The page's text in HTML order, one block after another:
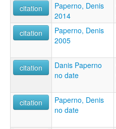
citation
Paperno, Denis
2014
citation
Paperno, Denis
2005
citation
Danis Paperno
no date
citation
Paperno, Denis
no date